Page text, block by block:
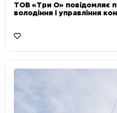
ТОВ «Три О» повідомляє
володіння і управління